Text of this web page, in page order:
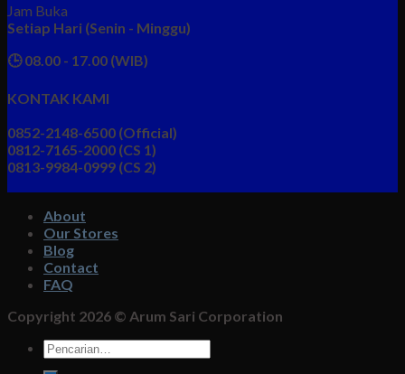
Jam Buka
Setiap Hari (Senin - Minggu)
🕒 08.00 - 17.00 (WIB)
KONTAK KAMI
0852-2148-6500 (Official)
0812-7165-2000 (CS 1)
0813-9984-0999 (CS 2)
About
Our Stores
Blog
Contact
FAQ
Copyright 2026 © Arum Sari Corporation
Pencarian
untuk: